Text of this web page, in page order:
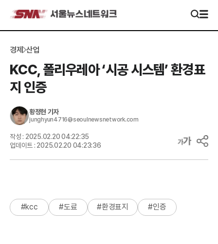
경제 산업
KCC, 폴리우레아 ‘시공 시스템’ 환경표
지 인증
황정현 기자
junghyun4716@seoulnewsnetwork.com
작성 : 2025.02.20 04:22:35
업데이트 : 2025.02.20 04:23:36
#kcc #도료 #환경표지 #인증